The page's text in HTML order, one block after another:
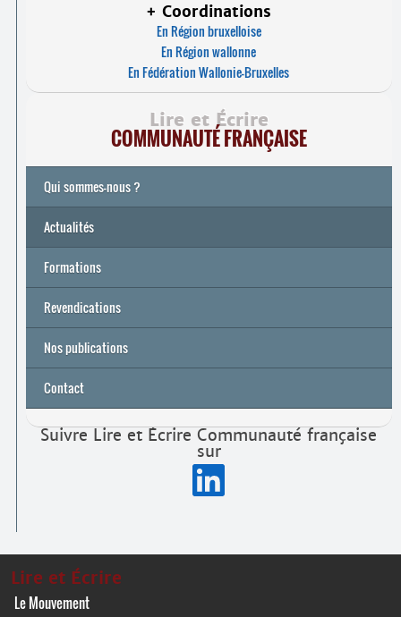
+ Coordinations
En Région bruxelloise
En Région wallonne
En Fédération Wallonie-Bruxelles
Lire et Écrire
COMMUNAUTÉ FRANÇAISE
Qui sommes-nous ?
Actualités
Formations
Archives
Université de printemps 2026
Revendications
Nos publications
Contact
Suivre Lire et Écrire Communauté française
sur
Lire et Écrire
Le Mouvement